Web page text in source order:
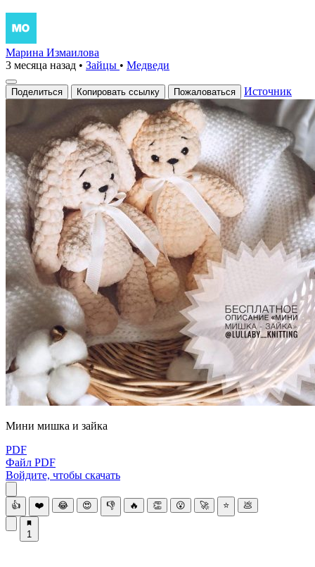
Марина Измаилова
3 месяца назад • Зайцы • Медведи
Поделиться Копировать ссылку Пожаловаться Источник
Μини мишка и зайка
PDF
Файл PDF
Войдите, чтобы скачать
👍 ❤️ 😂 😍 👎 🔥 👏 😮 🚀 ⭐ 💩
1